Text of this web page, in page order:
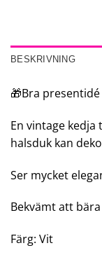
BESKRIVNING
🎁Bra presentidé
En vintage kedja
halsduk kan
Ser mycket
Bekvämt att bära
Färg: Vit